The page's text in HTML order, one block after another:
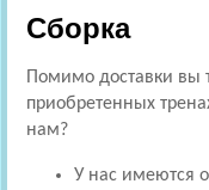
Сборка
Помимо доставки вы
приобретенных
нам?
У нас имеются